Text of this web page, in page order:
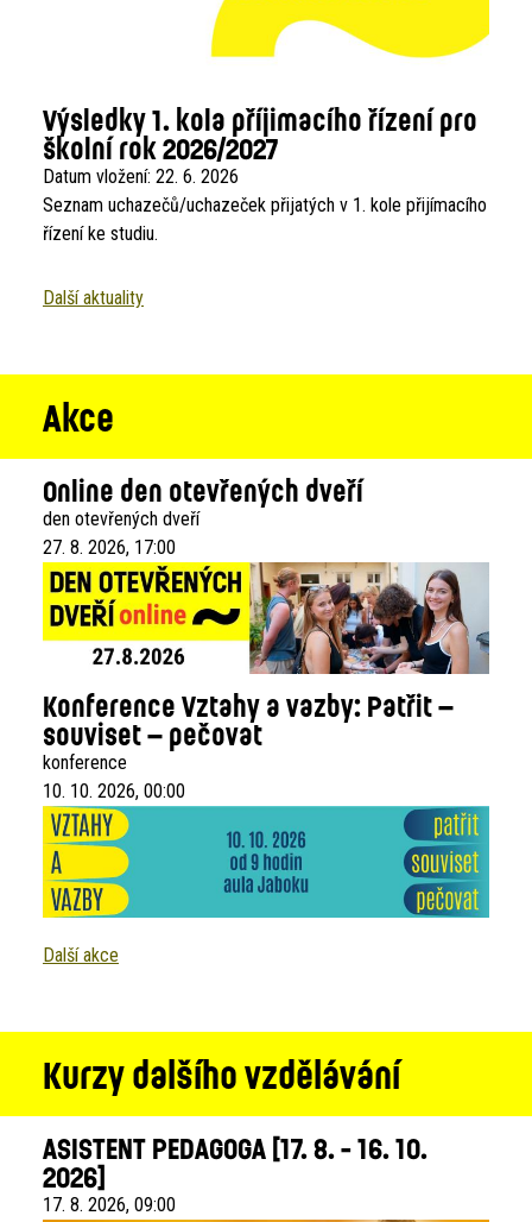
Výsledky 1. kola příjimacího řízení pro
školní rok 2026/2027
Datum vložení: 22. 6. 2026
Seznam uchazečů/uchazeček přijatých v 1. kole přijímacího
řízení ke studiu.
Další aktuality
Akce
Online den otevřených dveří
den otevřených dveří
27. 8. 2026, 17:00
Konference Vztahy a vazby: Patřit –
souviset – pečovat
konference
10. 10. 2026, 00:00
Další akce
Kurzy dalšího vzdělávání
ASISTENT PEDAGOGA [17. 8. - 16. 10.
2026]
17. 8. 2026, 09:00